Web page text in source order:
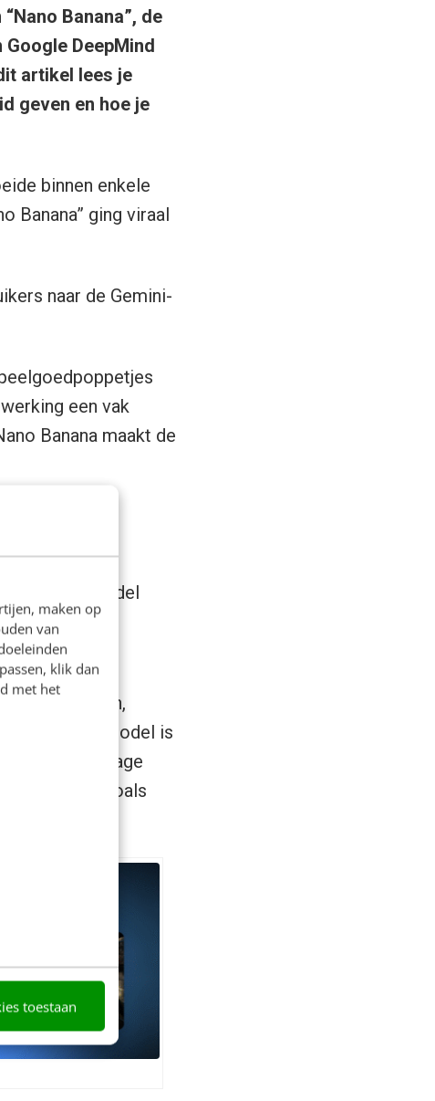
maken op
van
klik dan
met het
toestaan
Banana”, de
DeepMind
artikel lees je
geven en hoe je
binnen enkele
Banana” ging viraal
naar de Gemini-
een vak
Banana maakt de
the-art AI-model
met
vereisten,
Het model is
beste AI image
zoals